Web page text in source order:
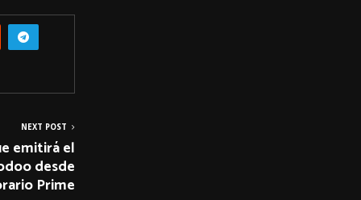
NEXT POST
emitirá el
desde
Prime